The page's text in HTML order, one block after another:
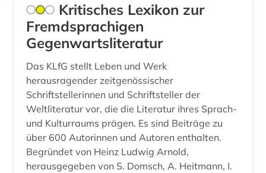
geschichte 1250-1500 (1)
geschichte 1400-1700 (1)
geschichte 1500 - 1700 (1)
geschichte 1500-1700 (1)
geschichte 1500-1900 (2)
geschichte 1500-1918 (1)
Kritisches Lexikon zur
Fremdsprachigen
Gegenwartsliteratur
Das KLfG stellt Leben und Werk
herausragender zeitgenössischer
Schriftstellerinnen und Schriftsteller der
Weltliteratur vor, die die Literatur ihres Sprach-
und Kulturraums prägen. Es sind Beiträge zu
über 600 Autorinnen und Autoren enthalten.
Begründet von Heinz Ludwig Arnold,
herausgegeben von S. Domsch, A. Heitmann, I.